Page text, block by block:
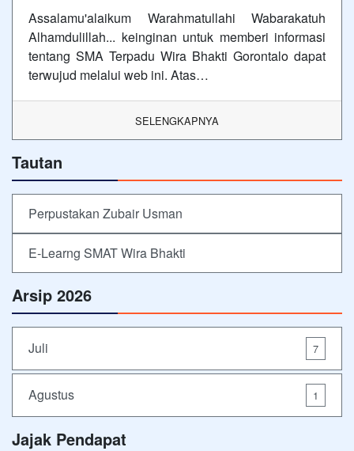
Assalamu'alaikum Warahmatullahi Wabarakatuh
Alhamdulillah... keinginan untuk memberi informasi
tentang SMA Terpadu Wira Bhakti Gorontalo dapat
terwujud melalui web ini. Atas…
SELENGKAPNYA
Tautan
Perpustakan Zubair Usman
E-Learng SMAT Wira Bhakti
Arsip 2026
Juli 7
Agustus 1
Jajak Pendapat